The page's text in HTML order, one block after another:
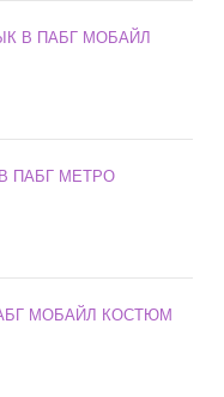
В ПАБГ МОБАЙЛ
ПАБГ МЕТРО
МОБАЙЛ КОСТЮМ